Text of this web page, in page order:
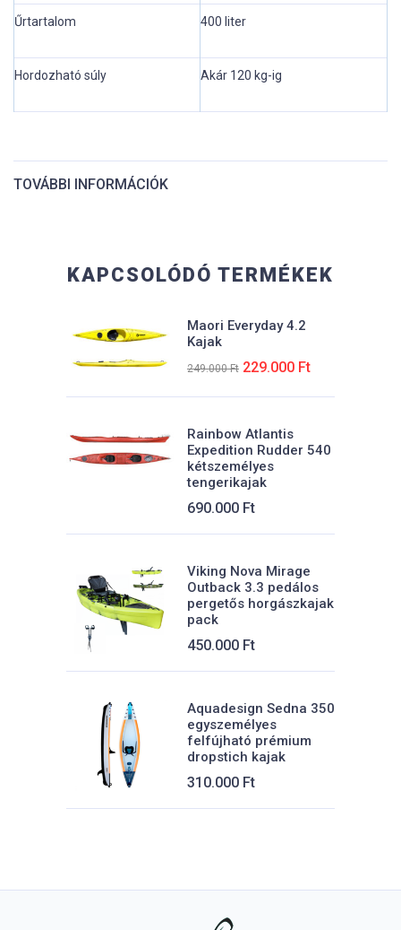
Űrtartalom 400 liter
Hordozható súly Akár 120 kg-ig
TOVÁBBI INFORMÁCIÓK
Szélesség:KAPCSOLÓDÓ TERMÉKEK
Maori Everyday 4.2
Kajak
249.000Ft Eredeti
229.000 FtJelenlegi
Rainbow Atlantis
Expedition Rudder 540
kétszemélyes
tengerikajak
690.000 Ft
Viking Nova Mirage
Outback 3.3 pedálos
pergetős horgászkajak
pack
450.000 Ft
Aquadesign Sedna 350
egyszemélyes
felfújható prémium
dropstich kajak
310.000 Ft